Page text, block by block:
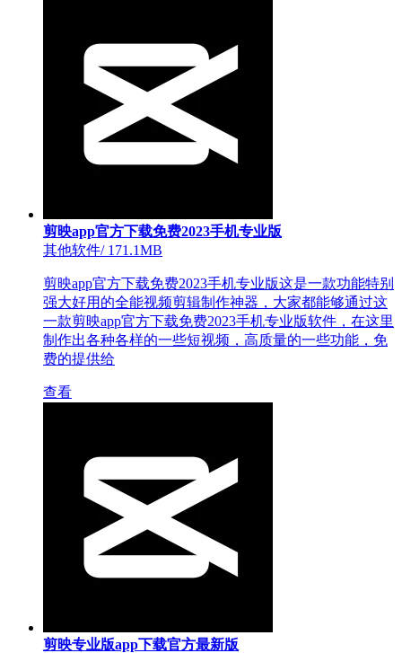
剪映app官方下载免费2023手机专业版
其他软件/171.1MB
剪映app官方下载免费2023手机专业版这是一款功能特别
强大好用的全能视频剪辑制作神器，大家都能够通过这
一款剪映app官方下载免费2023手机专业版软件，在这里
制作出各种各样的一些短视频，高质量的一些功能，免
费的提供给
查看
剪映专业版app下载官方最新版